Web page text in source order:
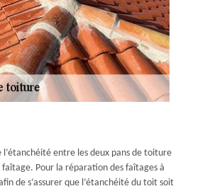
l’étanchéité entre les deux pans de toiture
Pour la réparation des faîtages à
de s’assurer que l’étanchéité du toit soit